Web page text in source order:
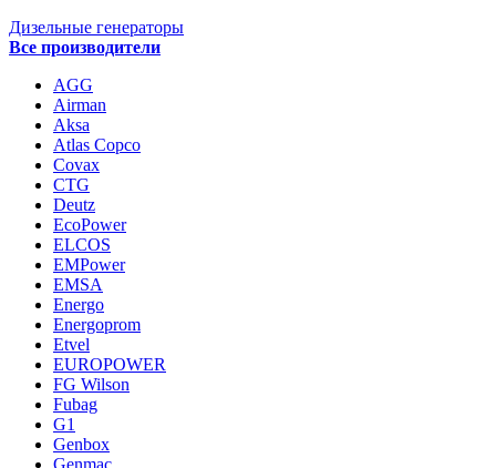
Дизельные генераторы
Все производители
AGG
Airman
Aksa
Atlas Copco
Covax
CTG
Deutz
EcoPower
ELCOS
EMPower
EMSA
Energo
Energoprom
Etvel
EUROPOWER
FG Wilson
Fubag
G1
Genbox
Genmac